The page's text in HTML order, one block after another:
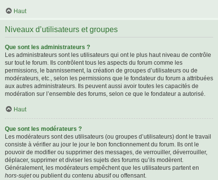
Haut
Niveaux d’utilisateurs et groupes
Que sont les administrateurs ?
Les administrateurs sont les utilisateurs qui ont le plus haut niveau de contrôle
sur tout le forum. Ils contrôlent tous les aspects du forum comme les
permissions, le bannissement, la création de groupes d’utilisateurs ou de
modérateurs, etc., selon les permissions que le fondateur du forum a attribuées
aux autres administrateurs. Ils peuvent aussi avoir toutes les capacités de
modération sur l’ensemble des forums, selon ce que le fondateur a autorisé.
Haut
Que sont les modérateurs ?
Les modérateurs sont des utilisateurs (ou groupes d’utilisateurs) dont le travail
consiste à vérifier au jour le jour le bon fonctionnement du forum. Ils ont le
pouvoir de modifier ou supprimer des messages, de verrouiller, déverrouiller,
déplacer, supprimer et diviser les sujets des forums qu’ils modèrent.
Généralement, les modérateurs empêchent que les utilisateurs partent en
hors-sujetou publient du contenu abusif ou offensant.